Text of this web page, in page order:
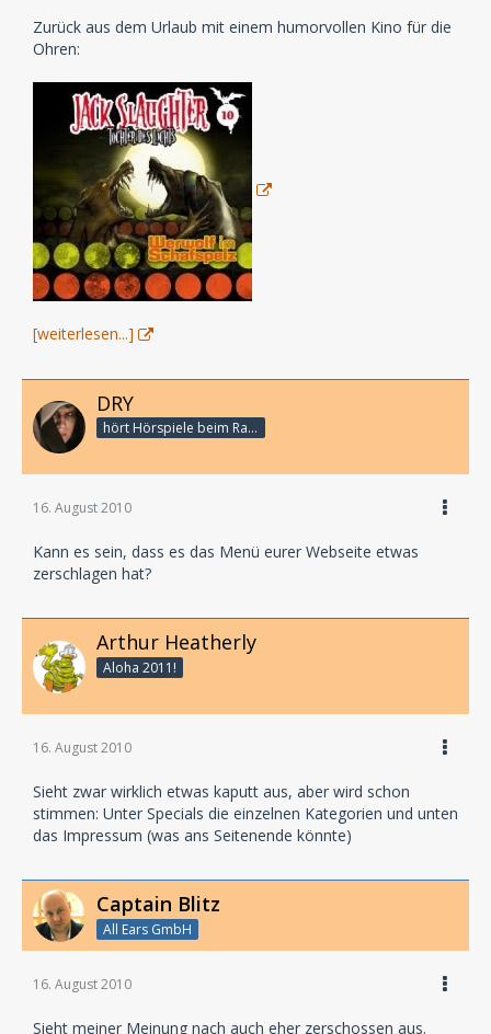
Zurück aus dem Urlaub mit einem humorvollen Kino für die
Ohren:
[weiterlesen...]
DRY
hört Hörspiele beim Rasenmähen
16. August 2010
Kann es sein, dass es das Menü eurer Webseite etwas
zerschlagen hat?
Arthur Heatherly
Aloha 2011!
16. August 2010
Sieht zwar wirklich etwas kaputt aus, aber wird schon
stimmen: Unter Specials die einzelnen Kategorien und unten
das Impressum (was ans Seitenende könnte)
Captain Blitz
All Ears GmbH
16. August 2010
Sieht meiner Meinung nach auch eher zerschossen aus.